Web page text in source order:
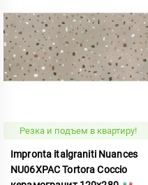
Резка и подъем в квартиру!
Impronta italgraniti Nuances
NU06XPAC Tortora Coccio